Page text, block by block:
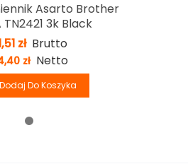
Asarto Brother
TN2421 3k Black
zł Brutto
zł Netto
Dodaj Do Koszyka